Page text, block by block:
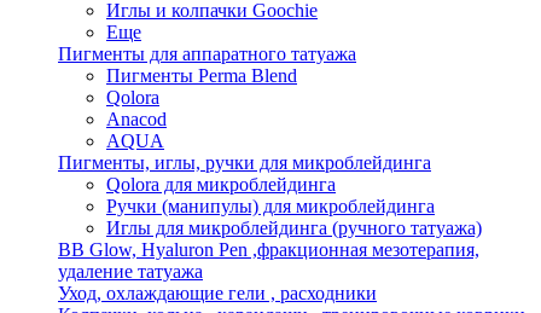
Иглы и колпачки Goochie
Еще
Пигменты для аппаратного татуажа
Пигменты Perma Blend
Qolora
Anacod
AQUA
Пигменты, иглы, ручки для микроблейдинга
Qolora для микроблейдинга
Ручки (манипулы) для микроблейдинга
Иглы для микроблейдинга (ручного татуажа)
BB Glow, Hyaluron Pen ,фракционная мезотерапия,
удаление татуажа
Уход, охлаждающие гели , расходники